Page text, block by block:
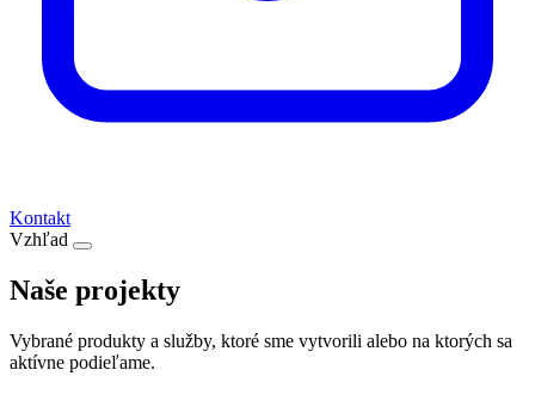
Kontakt
Vzhľad
Naše projekty
Vybrané produkty a služby, ktoré sme vytvorili alebo na ktorých sa
aktívne podieľame.